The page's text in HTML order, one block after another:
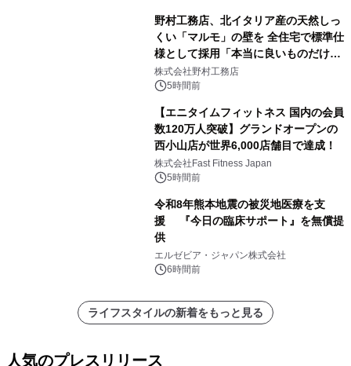
野村工務店、北イタリア産の天然しっ
くい「マルモ」の壁を 全住宅で標準仕
様として採用「本当に良いものだけに
こだわる」
株式会社野村工務店
5時間前
【エニタイムフィットネス 国内の会員
数120万人突破】グランドオープンの
西小山店が世界6,000店舗目で達成！
株式会社Fast Fitness Japan
5時間前
令和8年熊本地震の被災地医療を支
援 『今日の臨床サポート』を無償提
供
エルゼビア・ジャパン株式会社
6時間前
ライフスタイルの新着をもっと見る
人気のプレスリリース